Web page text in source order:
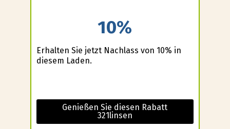
10%
Erhalten Sie jetzt Nachlass von 10% in
diesem Laden.
Genießen Sie diesen Rabatt
321linsen